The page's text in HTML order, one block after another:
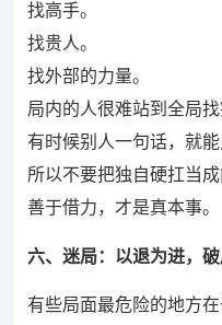
找高手。
找贵人。
找外部的力量。
局内的人很难站到全局找
有时候别人一句话，就
所以不要把独自硬扛当成
善于借力，才是真本事。
六、迷局：以退为进，
有些局面最危险的地方在